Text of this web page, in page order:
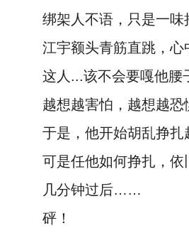
绑架人不语，只是一味
江宇额头青筋直跳，心
这人...该不会要嘎他腰
越想越害怕，越想越恐
于是，他开始胡乱挣扎
可是任他如何挣扎，
几分钟过后……
砰！